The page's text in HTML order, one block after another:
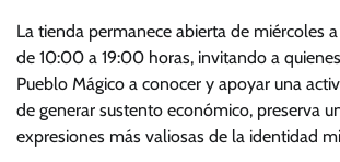
La tienda permanece abierta de miércoles
de 10:00 a 19:00 horas, invitando a
Pueblo Mágico a conocer y apoyar una
de generar sustento económico, preserva
expresiones más valiosas de la identidad